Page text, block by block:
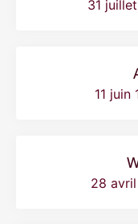
31
11 juin
28